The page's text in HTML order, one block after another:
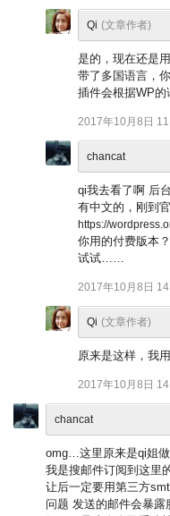
Qi (文章作者)
是的，现在还是
带了多国语言，
插件会根据WP的
2017年10月8日
chancat
qi我去看了啊 后
有中文的，刚到
https://
你用的付费版本
试试……
2017年10月8日
Qi (文章作者)
原来是这样，我
2017年10月8日
chancat
omg…这里原来是qi姐
我是搜邮件订阅到这
让后一定要用第三方
问题 发送的邮件会暴